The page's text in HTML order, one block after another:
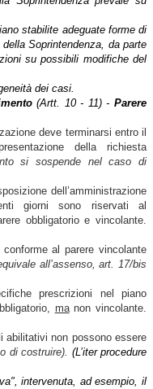
stabilite adeguate forme di
Soprintendenza, da parte
su possibili modifiche del
dei casi.
(Artt. 10 - 11) -Parere
deve terminarsi entro il
della richiesta
si sospende nel caso di
dell’amministrazione
giorni sono riservati al
obbligatorio e vincolante.
al parere vincolante
all’assenso, art. 17/bis
prescrizioni nel piano
manon vincolante.
abilitativi non possono essere
di costruire). (L’iter procedure
intervenuta, ad esempio, il